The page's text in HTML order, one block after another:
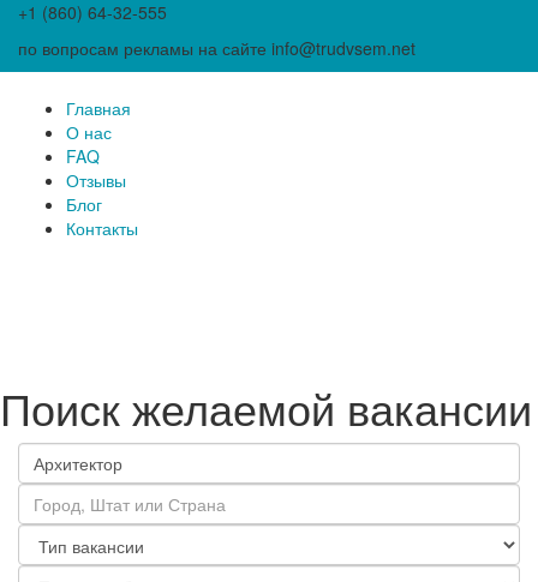
+1 (860) 64-32-555
по вопросам рекламы на сайте info@trudvsem.net
Главная
О нас
FAQ
Отзывы
Блог
Контакты
Поиск желаемой вакансии